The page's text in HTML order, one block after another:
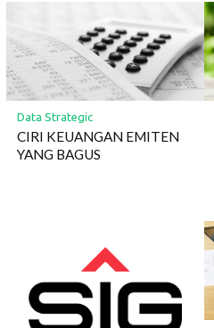
Data Strategic
CIRI KEUANGAN EMITEN
YANG BAGUS